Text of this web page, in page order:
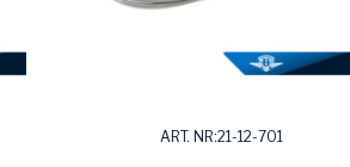
ART. NR:21-12-701